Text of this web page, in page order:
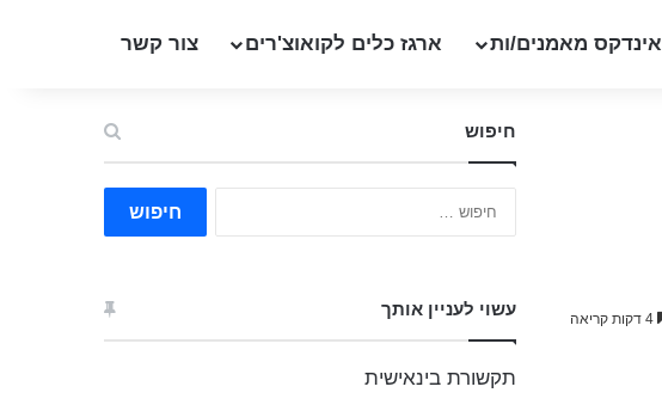
אינדקס מאמנים/ות ארגז כלים לקואוצ'רים צור קשר
חיפוש
עשוי לעניין אותך
תקשורת בינאישית